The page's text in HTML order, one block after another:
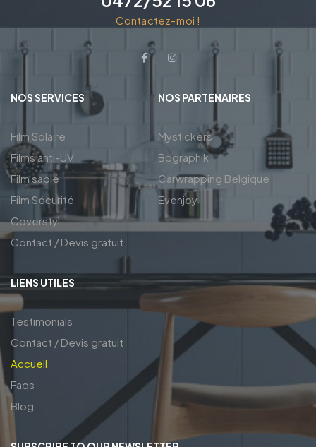
Contactez-moi !
NOS SERVICES
Film Solaire
Films anti-UV
Film sablé
Film Sécurité
Coverstyl
Contact / Devis gratuit
NOS PARTENAIRES
Mystickers
Bographik
Carwrapping Belgique
Evenjoy
LIENS UTILES
Testimonials
Contact / Devis gratuit
Accueil
Faqs
Blog